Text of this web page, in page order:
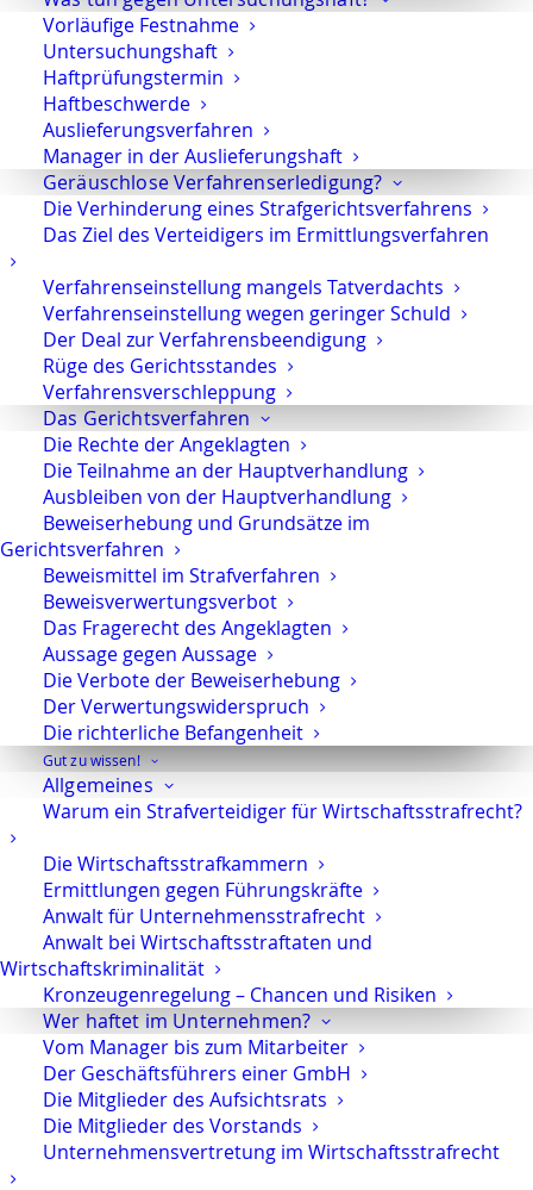
Vorläufige Festnahme
Untersuchungshaft
Haftprüfungstermin
Haftbeschwerde
Auslieferungsverfahren
Manager in der Auslieferungshaft
Geräuschlose Verfahrenserledigung?
Die Verhinderung eines Strafgerichtsverfahrens
Das Ziel des Verteidigers im Ermittlungsverfahren
Verfahrenseinstellung mangels Tatverdachts
Verfahrenseinstellung wegen geringer Schuld
Der Deal zur Verfahrensbeendigung
Rüge des Gerichtsstandes
Verfahrensverschleppung
Das Gerichtsverfahren
Die Rechte der Angeklagten
Die Teilnahme an der Hauptverhandlung
Ausbleiben von der Hauptverhandlung
Beweiserhebung und Grundsätze im
Gerichtsverfahren
Beweismittel im Strafverfahren
Beweisverwertungsverbot
Das Fragerecht des Angeklagten
Aussage gegen Aussage
Die Verbote der Beweiserhebung
Der Verwertungswiderspruch
Die richterliche Befangenheit
Gut zu wissen!
Allgemeines
Warum ein Strafverteidiger für Wirtschaftsstrafrecht?
Die Wirtschaftsstrafkammern
Ermittlungen gegen Führungskräfte
Anwalt für Unternehmensstrafrecht
Anwalt bei Wirtschaftsstraftaten und
Wirtschaftskriminalität
Kronzeugenregelung – Chancen und Risiken
Wer haftet im Unternehmen?
Vom Manager bis zum Mitarbeiter
Der Geschäftsführers einer GmbH
Die Mitglieder des Aufsichtsrats
Die Mitglieder des Vorstands
Unternehmensvertretung im Wirtschaftsstrafrecht
Marson@anwaltmarson.de
Außerhalb der üblichen Bürozeiten bin ich auch unter
Mobil0171 6543669erreichbar.
E-Mail Teilen Teilen
Drucken
Das interessiert Sie vielleicht auch:
Steuerberater und Subventionsbetrug
Aufsichtspflichtverletzung: Haftung von
Geschäftsführern und Unternehmen
Unternehmensgeldbuße nach § 30 OWiG –
wirksame Verteidigung
Schwarzlohn und Steuerstrafrecht